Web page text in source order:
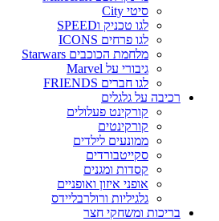
סיטי City
לגו טכניק וSPEED
לגו פרחים ICONS
מלחמת הכוכבים Starwars
גיבורי על Marvel
לגו חברים FRIENDS
רכיבה על גלגלים
קורקינט פעלולים
קורקינטים
ממונעים לילדים
סקייטבורדים
קסדות ומגנים
אופני איזון ואופניים
גלגיליות ורולרבליידס
בריכות ומשחקי חצר